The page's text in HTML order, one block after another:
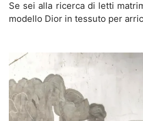
Se sei alla ricerca di letti
modello Dior in tessuto per